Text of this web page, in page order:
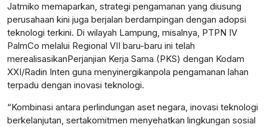
Jatmiko memaparkan, strategi pengamanan yang diusung
perusahaan kini juga berjalan berdampingan dengan adopsi
teknologi terkini. Di wilayah Lampung, misalnya, PTPN IV
PalmCo melalui Regional VII baru-baru ini telah
merealisasikanPerjanjian Kerja Sama (PKS) dengan Kodam
XXI/Radin Inten guna menyinergikanpola pengamanan lahan
terpadu dengan inovasi teknologi.
“Kombinasi antara perlindungan aset negara, inovasi teknologi
berkelanjutan, sertakomitmen menyehatkan lingkungan sosial